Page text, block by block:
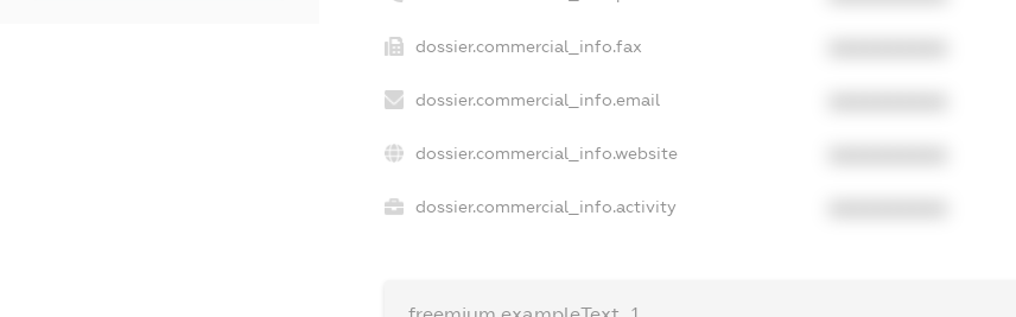
dossier.commercial_info.fax
dossier.commercial_info.email
dossier.commercial_info.website
dossier.commercial_info.activity